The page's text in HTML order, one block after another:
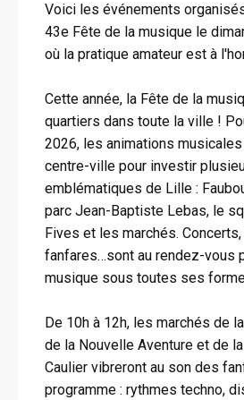
Voici les événements
43e Fête de la musique le
où la pratique amateur est à
Cette année, la Fête de la
quartiers dans toute la ville !
2026, les animations
centre-ville pour investir
emblématiques de Lille :
parc Jean-Baptiste Lebas, le
Fives et les marchés.
fanfares…sont au rendez-vous
musique sous toutes ses
De 10h à 12h, les marchés de
de la Nouvelle Aventure et de
Caulier vibreront au son des
programme : rythmes techno,